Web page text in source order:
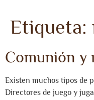
Etiqueta:
Comunión y
Existen muchos tipos de
Directores de juego y